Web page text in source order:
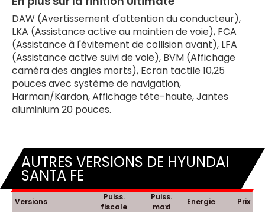
DAW (Avertissement d'attention du conducteur),
LKA (Assistance active au maintien de voie), FCA
(Assistance à l'évitement de collision avant), LFA
(Assistance active suivi de voie), BVM (Affichage
caméra des angles morts), Ecran tactile 10,25
pouces avec système de navigation,
Harman/Kardon, Affichage tête-haute, Jantes
aluminium 20 pouces.
AUTRES VERSIONS DE HYUNDAI
SANTA FE
Versions
Puiss.
fiscale
Puiss.
maxi
Energie Prix